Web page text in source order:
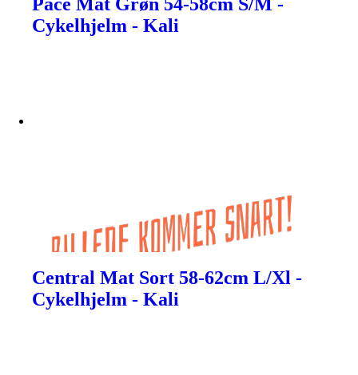
Cykelhjelm - Kali
Central Mat Sort 58-62cm L/Xl -
Cykelhjelm - Kali